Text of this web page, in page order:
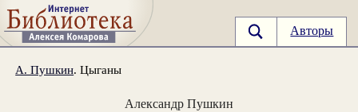
Авторы
А. Пушкин. Цыганы
Александр Пушкин